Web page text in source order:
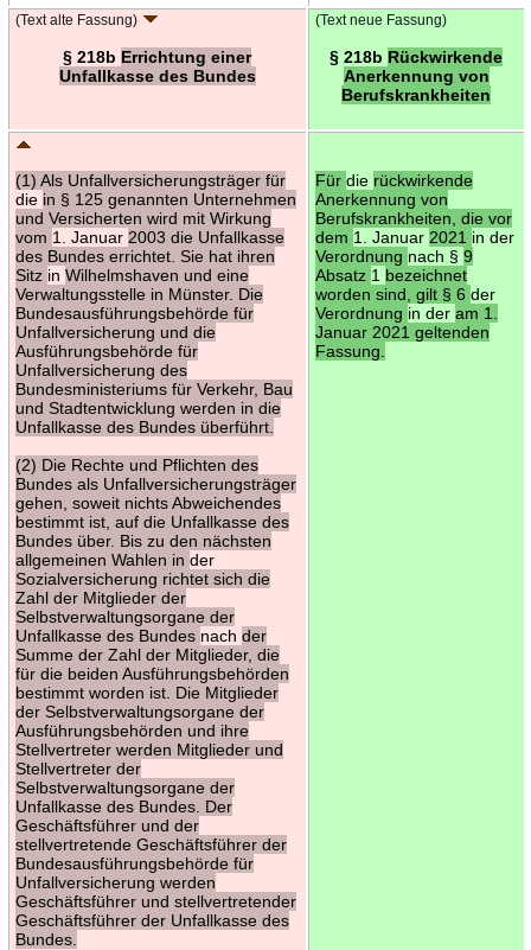
(Text alte Fassung)
§ 218b Errichtung einer
Unfallkasse des Bundes
(Text neue Fassung)
§ 218b Rückwirkende
Anerkennung von
Berufskrankheiten
(1) Als Unfallversicherungsträger für
die in § 125 genannten Unternehmen
und Versicherten wird mit Wirkung
vom 1. Januar 2003 die Unfallkasse
des Bundes errichtet. Sie hat ihren
Sitz in Wilhelmshaven und eine
Verwaltungsstelle in Münster. Die
Bundesausführungsbehörde für
Unfallversicherung und die
Ausführungsbehörde für
Unfallversicherung des
Bundesministeriums für Verkehr, Bau
und Stadtentwicklung werden in die
Unfallkasse des Bundes überführt.
(2) Die Rechte und Pflichten des
Bundes als Unfallversicherungsträger
gehen, soweit nichts Abweichendes
bestimmt ist, auf die Unfallkasse des
Bundes über. Bis zu den nächsten
allgemeinen Wahlen in der
Sozialversicherung richtet sich die
Zahl der Mitglieder der
Selbstverwaltungsorgane der
Unfallkasse des Bundes nach der
Summe der Zahl der Mitglieder, die
für die beiden Ausführungsbehörden
bestimmt worden ist. Die Mitglieder
der Selbstverwaltungsorgane der
Ausführungsbehörden und ihre
Stellvertreter werden Mitglieder und
Stellvertreter der
Selbstverwaltungsorgane der
Unfallkasse des Bundes. Der
Geschäftsführer und der
stellvertretende Geschäftsführer der
Bundesausführungsbehörde für
Unfallversicherung werden
Geschäftsführer und stellvertretender
Geschäftsführer der Unfallkasse des
Bundes.
Für die rückwirkende
Anerkennung von
Berufskrankheiten, die vor
dem 1. Januar 2021 in der
Verordnung nach § 9
Absatz 1 bezeichnet
worden sind, gilt § 6 der
Verordnung in der am 1.
Januar 2021 geltenden
Fassung.